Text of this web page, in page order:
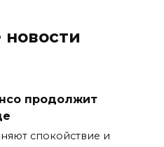
продолжит
спокойствие и